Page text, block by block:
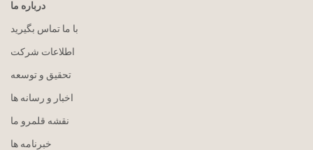
درباره ما
با ما تماس بگیرید
اطلاعات شرکت
تحقیق و توسعه
اخبار و رسانه ها
نقشه قلمرو ما
خبرنامه ها